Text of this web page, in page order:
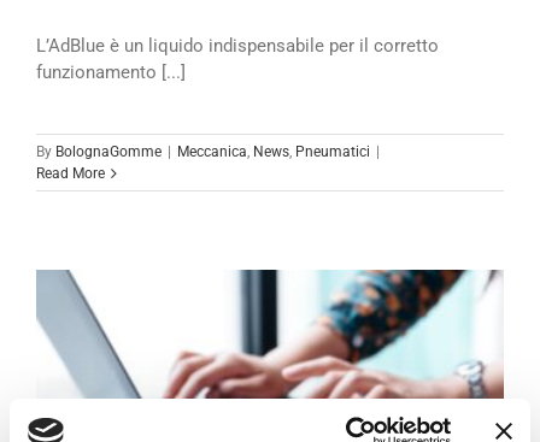
L’AdBlue è un liquido indispensabile per il corretto
funzionamento [...]
By BolognaGomme | Meccanica News Pneumatici |
Read More